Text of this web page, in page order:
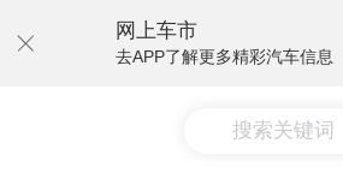
网上车市
去APP了解更多精彩汽车信息
搜索关键词